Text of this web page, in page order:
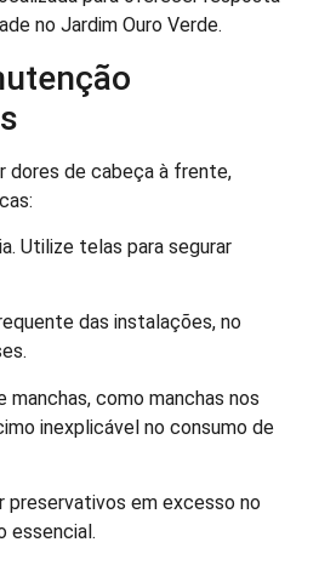
no Jardim Ouro Verde.
dores de cabeça à frente,
Utilize telas para segurar
das instalações, no
manchas, como manchas nos
inexplicável no consumo de
preservativos em excesso no
essencial.